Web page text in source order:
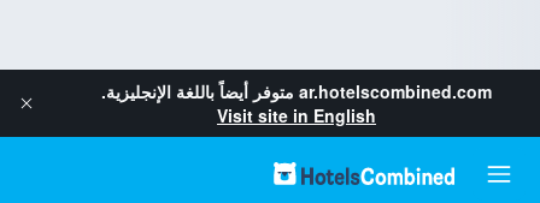
ar.hotelscombined.com متوفر أيضاً باللغة الإنجليزية.
Visit site in English